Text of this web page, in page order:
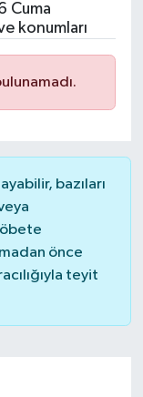
Cuma
konumları
bazıları
önce
teyit